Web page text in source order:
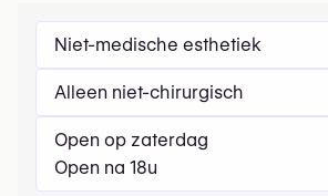
Niet-medische esthetiek
Alleen niet-chirurgisch
Open op zaterdag
Open na 18u